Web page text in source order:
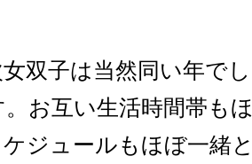
双子は当然同い年で
お互い生活時間帯も
ジュールもほぼ一緒